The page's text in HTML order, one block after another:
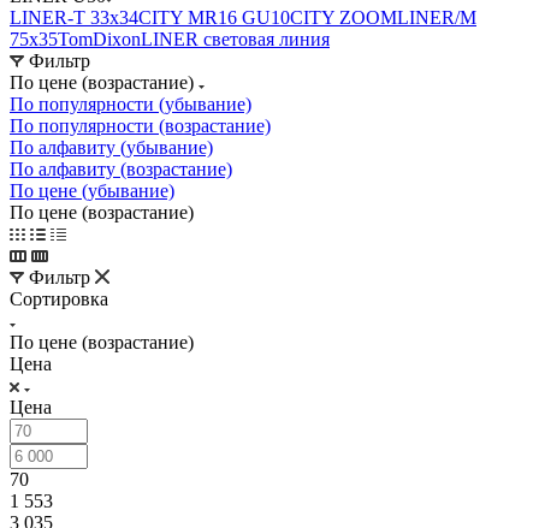
LINER-T 33x34CITY MR16 GU10CITY ZOOMLINER/M
75х35TomDixonLINER световая линия
Фильтр
По цене (возрастание)
По популярности (убывание)
По популярности (возрастание)
По алфавиту (убывание)
По алфавиту (возрастание)
По цене (убывание)
По цене (возрастание)
Фильтр
Сортировка
По цене (возрастание)
Цена
Цена
70
1 553
3 035